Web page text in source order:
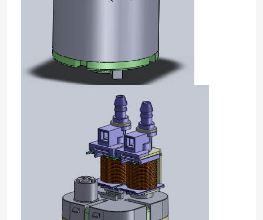
Βαλβίδα νερού μικροϋπολογιστών
Περισταλτική αντλία μικροϋπολογιστών
Ηλεκτρομαγνητική αντλία
Αντιφατικός ηλεκτρομαγνήτης σωληνοειδών